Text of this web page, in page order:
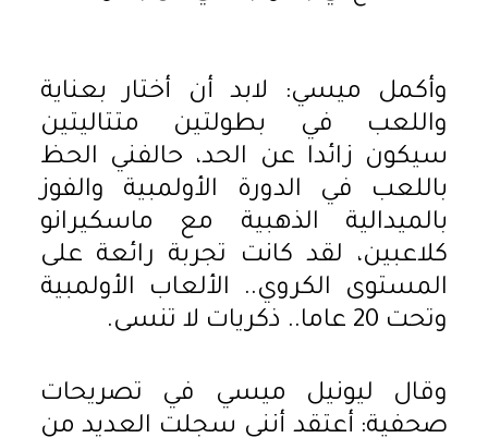
وأكمل ميسي: لابد أن أختار بعناية
واللعب في بطولتين متتاليتين
سيكون زائدا عن الحد، حالفني الحظ
باللعب في الدورة الأولمبية والفوز
بالميدالية الذهبية مع ماسكيرانو
كلاعبين، لقد كانت تجربة رائعة على
المستوى الكروي.. الألعاب الأولمبية
وتحت 20 عاما.. ذكريات لا تنسى.
وقال ليونيل ميسي في تصريحات
صحفية: أعتقد أنني سجلت العديد من